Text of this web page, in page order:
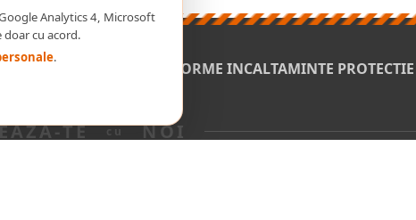
ORME INCALTAMINTE PROTECTIE
TE cu NOI
Analytics 4, Microsoft
cu acord.
.